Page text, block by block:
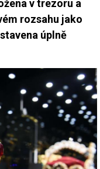
v trezoru a
rozsahu jako
úplně